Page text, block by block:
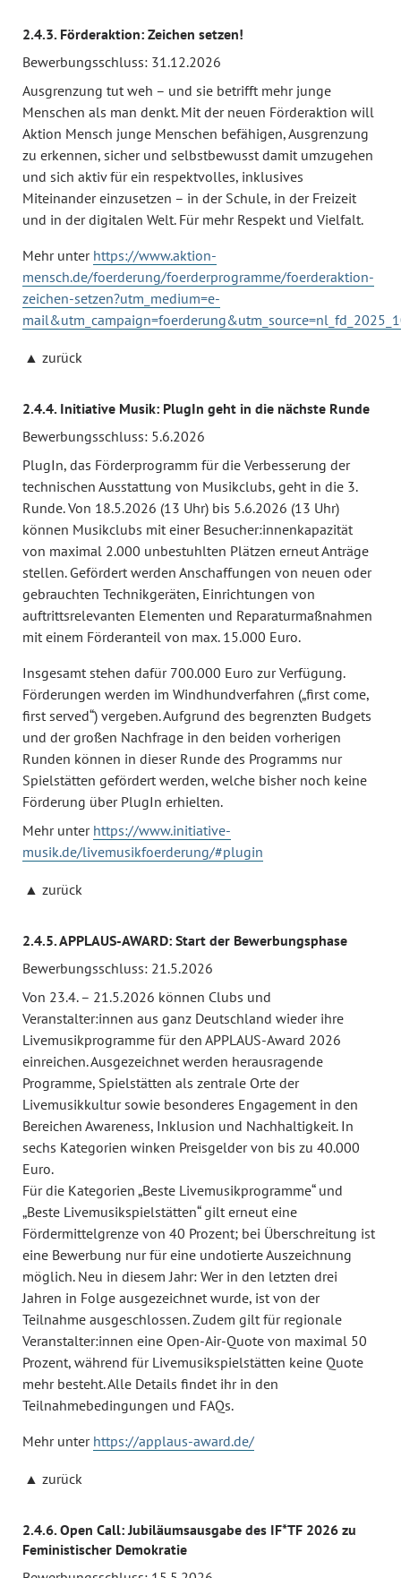
2.4.3. Förderaktion: Zeichen setzen!
Bewerbungsschluss: 31.12.2026
Ausgrenzung tut weh – und sie betrifft mehr junge
Menschen als man denkt. Mit der neuen Förderaktion will
Aktion Mensch junge Menschen befähigen, Ausgrenzung
zu erkennen, sicher und selbstbewusst damit umzugehen
und sich aktiv für ein respektvolles, inklusives
Miteinander einzusetzen – in der Schule, in der Freizeit
und in der digitalen Welt. Für mehr Respekt und Vielfalt.
Mehr unter https://www.aktion-
mensch.de/foerderung/foerderprogramme/foerderaktion-
zeichen-setzen?utm_medium=e-
zurück
2.4.4. Initiative Musik: PlugIn geht in die nächste Runde
Bewerbungsschluss: 5.6.2026
PlugIn, das Förderprogramm für die Verbesserung der
technischen Ausstattung von Musikclubs, geht in die 3.
Runde. Von 18.5.2026 (13 Uhr) bis 5.6.2026 (13 Uhr)
können Musikclubs mit einer Besucher:innenkapazität
von maximal 2.000 unbestuhlten Plätzen erneut Anträge
stellen. Gefördert werden Anschaffungen von neuen oder
gebrauchten Technikgeräten, Einrichtungen von
auftrittsrelevanten Elementen und Reparaturmaßnahmen
mit einem Förderanteil von max. 15.000 Euro.
Insgesamt stehen dafür 700.000 Euro zur Verfügung.
Förderungen werden im Windhundverfahren („first come,
first served“) vergeben. Aufgrund des begrenzten Budgets
und der großen Nachfrage in den beiden vorherigen
Runden können in dieser Runde des Programms nur
Spielstätten gefördert werden, welche bisher noch keine
Förderung über PlugIn erhielten.
Mehr unter https://www.initiative-
musik.de/livemusikfoerderung/#plugin
zurück
2.4.5. APPLAUS-AWARD: Start der Bewerbungsphase
Bewerbungsschluss: 21.5.2026
Von 23.4. – 21.5.2026 können Clubs und
Veranstalter:innen aus ganz Deutschland wieder ihre
Livemusikprogramme für den APPLAUS-Award 2026
einreichen. Ausgezeichnet werden herausragende
Programme, Spielstätten als zentrale Orte der
Livemusikkultur sowie besonderes Engagement in den
Bereichen Awareness, Inklusion und Nachhaltigkeit. In
sechs Kategorien winken Preisgelder von bis zu 40.000
Euro.
Für die Kategorien „Beste Livemusikprogramme“ und
„Beste Livemusikspielstätten“ gilt erneut eine
Fördermittelgrenze von 40 Prozent; bei Überschreitung ist
eine Bewerbung nur für eine undotierte Auszeichnung
möglich. Neu in diesem Jahr: Wer in den letzten drei
Jahren in Folge ausgezeichnet wurde, ist von der
Teilnahme ausgeschlossen. Zudem gilt für regionale
Veranstalter:innen eine Open-Air-Quote von maximal 50
Prozent, während für Livemusikspielstätten keine Quote
mehr besteht. Alle Details findet ihr in den
Teilnahmebedingungen und FAQs.
Mehr unter https://applaus-award.de/
zurück
2.4.6. Open Call: Jubiläumsausgabe des IF*TF 2026 zu
Feministischer Demokratie